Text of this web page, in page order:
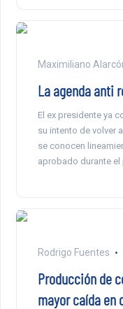
Maximiliano
La agenda anti
El ex presidente ya
su intento de volver
se conocen
aprobado durante el
Rodrigo Fuentes
Producción de
mayor caída en